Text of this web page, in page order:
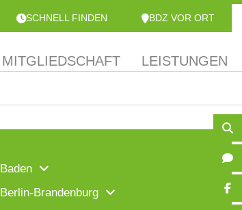
SCHNELL FINDEN BDZ VOR ORT
MITGLIEDSCHAFT LEISTUNGEN
Baden
Berlin-Brandenburg